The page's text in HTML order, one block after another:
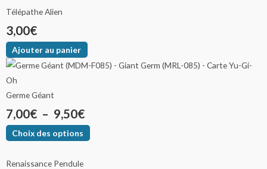
Télépathe Alien
3,00€
Ajouter au panier
Germe Géant
7,00€ – 9,50€
Choix des options
Renaissance Pendule